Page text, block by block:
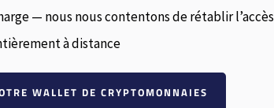
— nous nous contentons de rétablir l’accès
à distance
WALLET DE CRYPTOMONNAIES